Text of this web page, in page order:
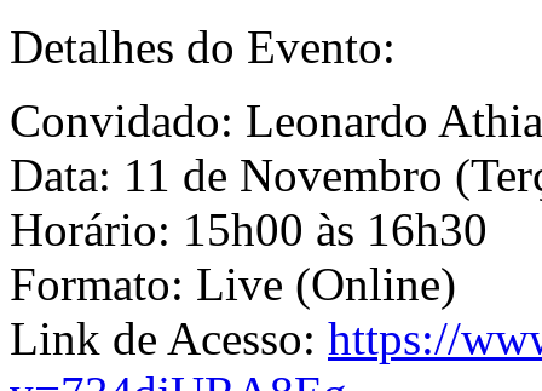
Detalhes do Evento:
Convidado: Leonardo
Data: 11 de Novembro
Horário: 15h00 às 16h30
Formato: Live (Online)
Link de Acesso: https://